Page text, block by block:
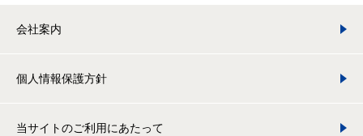
会社案内
個人情報保護方針
当サイトのご利用にあたって